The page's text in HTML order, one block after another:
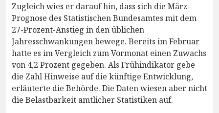
Zugleich wies er darauf hin, dass sich die März-
Prognose des Statistischen Bundesamtes mit dem
27-Prozent-Anstieg in den üblichen
Jahresschwankungen bewege. Bereits im Februar
hatte es im Vergleich zum Vormonat einen Zuwachs
von 4,2 Prozent gegeben. Als Frühindikator gebe
die Zahl Hinweise auf die künftige Entwicklung,
erläuterte die Behörde. Die Daten wiesen aber nicht
die Belastbarkeit amtlicher Statistiken auf.